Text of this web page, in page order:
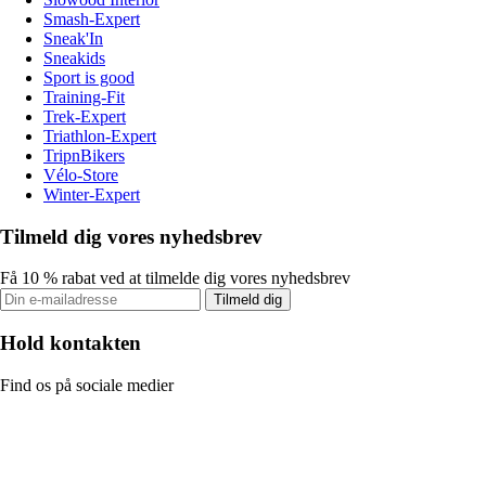
Smash-Expert
Sneak'In
Sneakids
Sport is good
Training-Fit
Trek-Expert
Triathlon-Expert
TripnBikers
Vélo-Store
Winter-Expert
Tilmeld dig vores nyhedsbrev
Få 10 % rabat ved at tilmelde dig vores nyhedsbrev
Tilmeld dig
Hold kontakten
Find os på sociale medier